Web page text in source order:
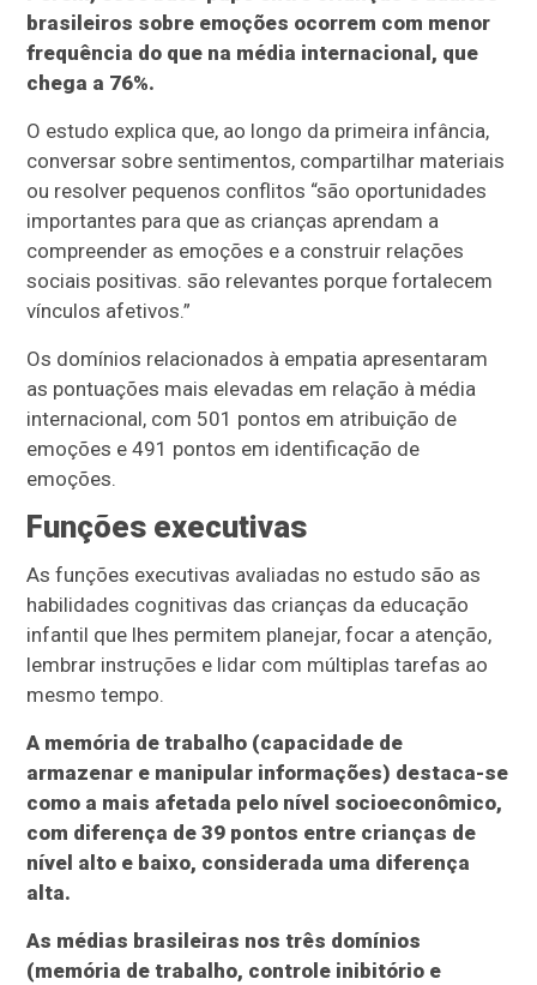
brasileiros sobre emoções ocorrem com menor
frequência do que na média internacional, que
chega a 76%.
O estudo explica que, ao longo da primeira infância,
conversar sobre sentimentos, compartilhar materiais
ou resolver pequenos conflitos “são oportunidades
importantes para que as crianças aprendam a
compreender as emoções e a construir relações
sociais positivas. são relevantes porque fortalecem
vínculos afetivos.”
Os domínios relacionados à empatia apresentaram
as pontuações mais elevadas em relação à média
internacional, com 501 pontos em atribuição de
emoções e 491 pontos em identificação de
emoções.
Funções executivas
As funções executivas avaliadas no estudo são as
habilidades cognitivas das crianças da educação
infantil que lhes permitem planejar, focar a atenção,
lembrar instruções e lidar com múltiplas tarefas ao
mesmo tempo.
A memória de trabalho (capacidade de
armazenar e manipular informações) destaca-se
como a mais afetada pelo nível socioeconômico,
com diferença de 39 pontos entre crianças de
nível alto e baixo, considerada uma diferença
alta.
As médias brasileiras nos três domínios
(memória de trabalho, controle inibitório e